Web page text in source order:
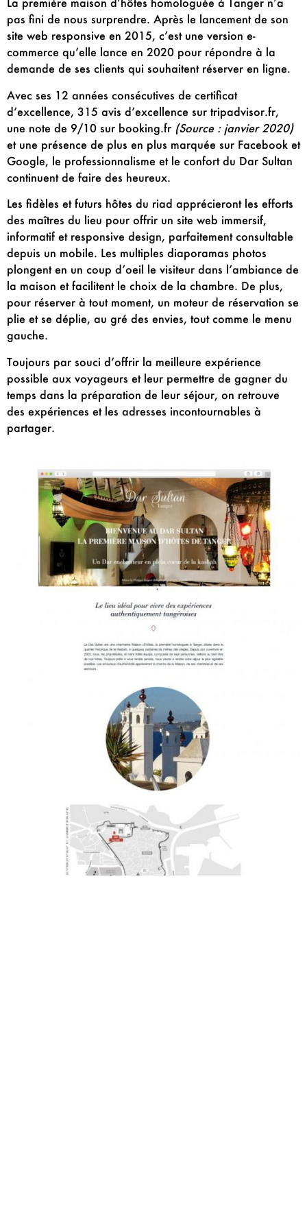
pas fini de nous surprendre. Après le lancement de son
site web responsive en 2015, c’est une version e-
commerce qu’elle lance en 2020 pour répondre à la
demande de ses clients qui souhaitent réserver en ligne.
Avec ses 12 années consécutives de certificat
d’excellence, 315 avis d’excellence sur tripadvisor.fr,
une note de 9/10 sur booking.fr (Source : janvier 2020)
et une présence de plus en plus marquée sur Facebook et
Google, le professionnalisme et le confort du Dar Sultan
continuent de faire des heureux.
Les fidèles et futurs hôtes du riad apprécieront les efforts
des maîtres du lieu pour offrir un site web immersif,
informatif et responsive design, parfaitement consultable
depuis un mobile. Les multiples diaporamas photos
plongent en un coup d’oeil le visiteur dans l’ambiance de
la maison et facilitent le choix de la chambre. De plus,
pour réserver à tout moment, un moteur de réservation se
plie et se déplie, au gré des envies, tout comme le menu
gauche.
Toujours par souci d’offrir la meilleure expérience
possible aux voyageurs et leur permettre de gagner du
temps dans la préparation de leur séjour, on retrouve
des expériences et les adresses incontournables à
partager.